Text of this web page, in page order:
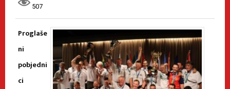
507
Proglaše
ni
pobjedni
ci